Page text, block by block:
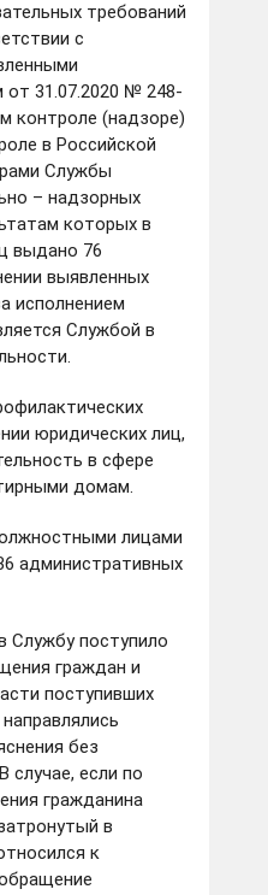
требований
с
31.07.2020 № 248-
контроле (надзоре)
в Российской
Службы
– надзорных
которых в
выдано 76
выявленных
исполнением
Службой в
юридических лиц,
в сфере
домам.
лицами
административных
Службу поступило
граждан и
поступивших
без
случае, если по
гражданина
в
к